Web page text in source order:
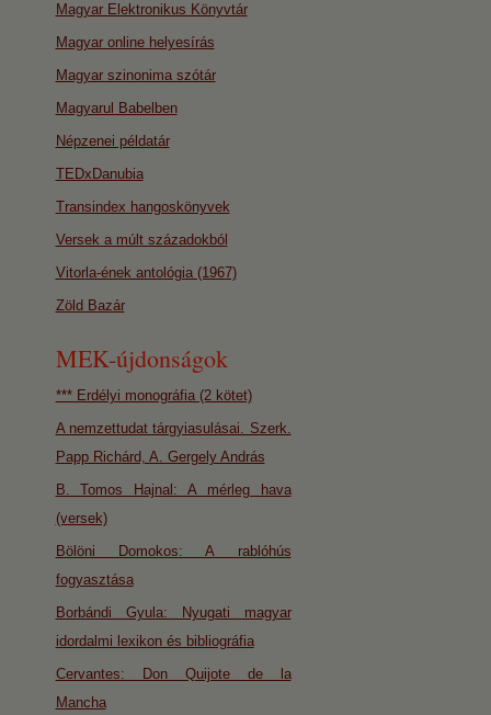
Magyar Elektronikus Könyvtár
Magyar online helyesírás
Magyar szinonima szótár
Magyarul Babelben
Népzenei példatár
TEDxDanubia
Transindex hangoskönyvek
Versek a múlt századokból
Vitorla-ének antológia (1967)
Zöld Bazár
MEK-újdonságok
*** Erdélyi monográfia (2 kötet)
A nemzettudat tárgyiasulásai. Szerk.
Papp Richárd, A. Gergely András
B. Tomos Hajnal: A mérleg hava
(versek)
Bölöni Domokos: A rablóhús
fogyasztása
Borbándi Gyula: Nyugati magyar
idordalmi lexikon és bibliográfia
Cervantes: Don Quijote de la
Mancha